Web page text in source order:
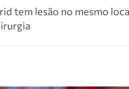
tem lesão no mesmo